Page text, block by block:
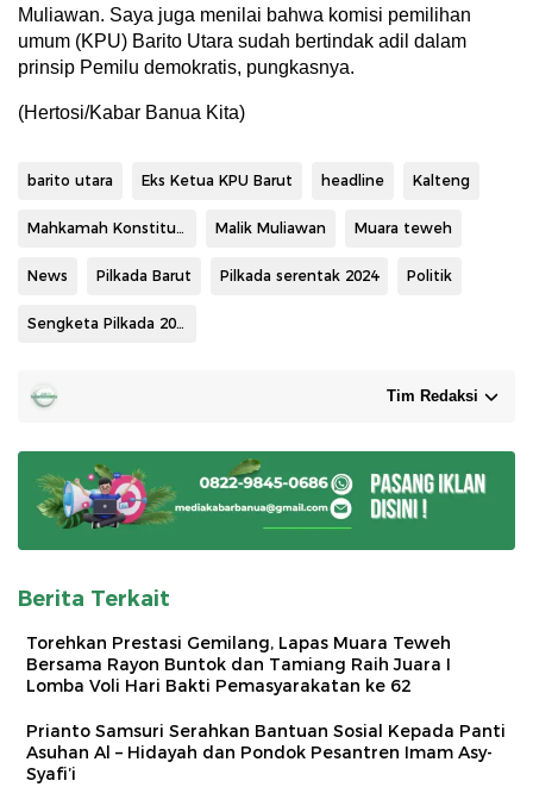
Muliawan. Saya juga menilai bahwa komisi pemilihan
umum (KPU) Barito Utara sudah bertindak adil dalam
prinsip Pemilu demokratis, pungkasnya.
(Hertosi/Kabar Banua Kita)
barito utara Eks Ketua KPU Barut headline Kalteng
Mahkamah Konstitusi RI Malik Muliawan Muara teweh
News Pilkada Barut Pilkada serentak 2024 Politik
Sengketa Pilkada 2024
Tim Redaksi
Berita Terkait
Torehkan Prestasi Gemilang, Lapas Muara Teweh
Bersama Rayon Buntok dan Tamiang Raih Juara I
Lomba Voli Hari Bakti Pemasyarakatan ke 62
Prianto Samsuri Serahkan Bantuan Sosial Kepada Panti
Asuhan Al – Hidayah dan Pondok Pesantren Imam Asy-
Syafi’i